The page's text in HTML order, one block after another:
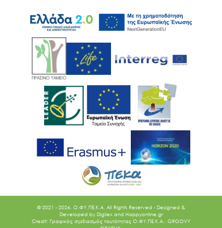
© 2021 - 2026. O.ΦΥ.ΠΕ.Κ.Α. All Rights Reserved - Designed &
Developed by Digilex and Happyonline.gr
Credit: Γραφικός σχεδιασμός ταυτότητας Ο.ΦΥ.ΠΕ.Κ.Α.: GROOVY